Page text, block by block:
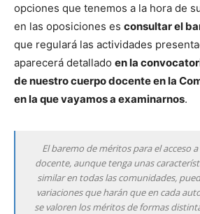
opciones que tenemos a la hora de
en las oposiciones es consultar el
que regulará las actividades
aparecerá detallado en la
de nuestro cuerpo docente en la
en la que vayamos a examinarnos.
El baremo de méritos para el acceso
docente, aunque tenga unas
similar en todas las comunidades,
variaciones que harán que en cada
se valoren los méritos de formas